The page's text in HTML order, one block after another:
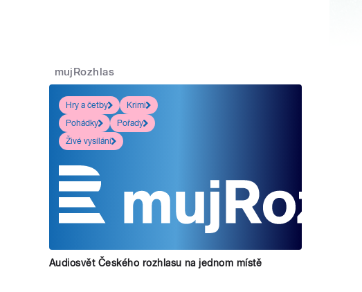
mujRozhlas
Hry a četby
Krimi
Pohádky
Pořady
Živé vysílání
Audiosvět Českého rozhlasu na jednom místě